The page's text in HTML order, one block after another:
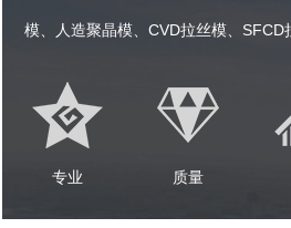
模、人造聚晶模、CVD拉丝模、
专业 质量